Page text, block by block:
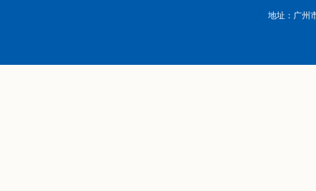
地址：广州